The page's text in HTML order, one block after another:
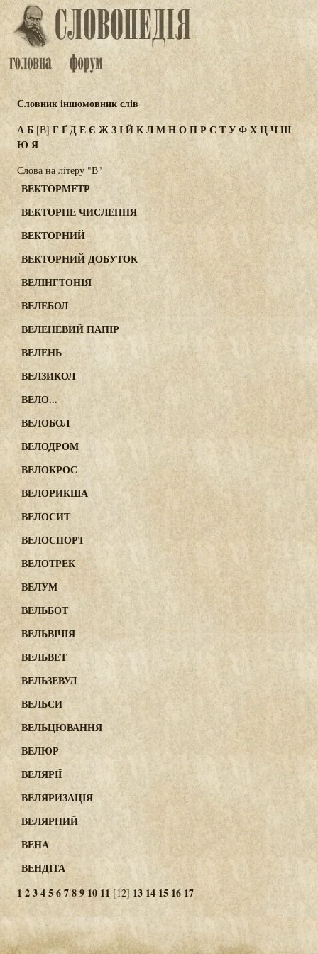
Словник іншомовник слів
АБ [В]ГҐДЕЄ ЖЗІЙКЛМНОПР С ТУФХЦЧШ
Ю Я
Слова на літеру "В"
ВЕКТОРМЕТР
ВЕКТОРНЕ ЧИСЛЕННЯ
ВЕКТОРНИЙ
ВЕКТОРНИЙ ДОБУТОК
ВЕЛІНГТОНІЯ
ВЕЛЕБОЛ
ВЕЛЕНЕВИЙ ПАПІР
ВЕЛЕНЬ
ВЕЛЗИКОЛ
ВЕЛО...
ВЕЛОБОЛ
ВЕЛОДРОМ
ВЕЛОКРОС
ВЕЛОРИКША
ВЕЛОСИТ
ВЕЛОСПОРТ
ВЕЛОТРЕК
ВЕЛУМ
ВЕЛЬБОТ
ВЕЛЬВІЧІЯ
ВЕЛЬВЕТ
ВЕЛЬЗЕВУЛ
ВЕЛЬСИ
ВЕЛЬЦЮВАННЯ
ВЕЛЮР
ВЕЛЯРІЇ
ВЕЛЯРИЗАЦІЯ
ВЕЛЯРНИЙ
ВЕНА
ВЕНДІТА
123456789 10 11 [12] 1314 1516 17